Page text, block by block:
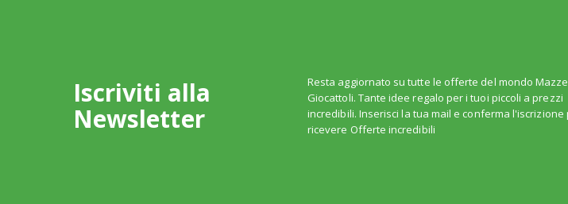
Iscriviti alla
Newsletter
Resta aggiornato su tutte le offerte del mondo
Giocattoli. Tante idee regalo per i tuoi piccoli a prezzi
incredibili. Inserisci la tua mail e conferma l'iscrizione
ricevere Offerte incredibili